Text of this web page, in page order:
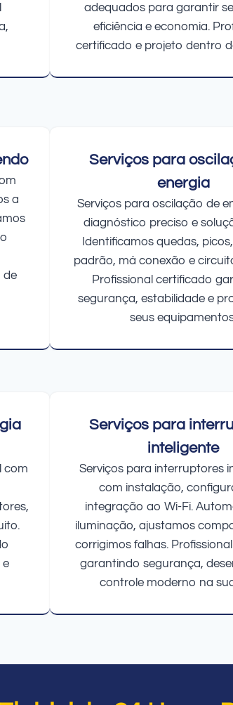
adequados para garantir
eficiência e economia.
certificado e projeto dentro
a
de
Serviços para
energia
Serviços para oscilação de
diagnóstico preciso e
Identificamos quedas,
padrão, má conexão e
Profissional certificado
segurança, estabilidade e
seus
com
e
Serviços para
inteligente
Serviços para interruptores
com instalação,
integração ao Wi-Fi.
iluminação, ajustamos
corrigimos falhas.
garantindo segurança,
controle moderno na